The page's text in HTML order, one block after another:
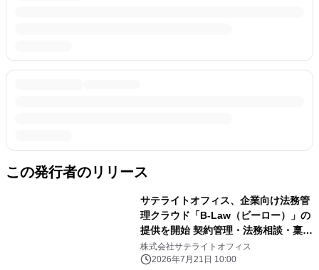
この発行者のリリース
サテライトオフィス、企業向け法務管
理クラウド「B-Law（ビーロー）」の
提供を開始 契約管理・法務相談・稟
議・社内ナレッジを一元化
株式会社サテライトオフィス
2026年7月21日 10:00